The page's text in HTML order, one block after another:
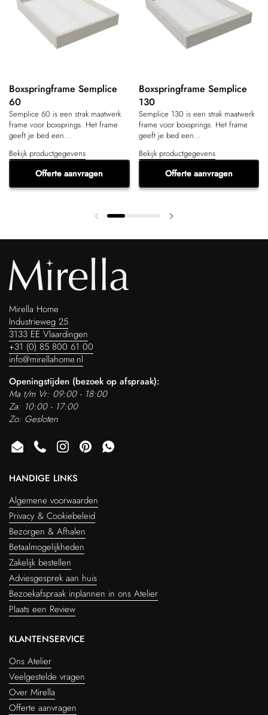
Boxspringframe Semplice
60
Semplice 60 is een strak maatwerk
frame voor boxsprings. Het frame
geeft je bed een...
Bekijk productgegevens
Offerte aanvragen
Boxspringframe Semplice
130
Semplice 130 is een strak maatwerk
frame voor boxsprings. Het frame
geeft je bed een...
Bekijk productgegevens
Offerte aanvragen
Vorige dia
Mirella Home
Industrieweg 25
3133 EE Vlaardingen
+31 (0) 85 800 61 00
info@mirellahome.nl
Openingstijden (bezoek op afspraak):
Ma t/m Vr: 09:00 - 18:00
Za: 10:00 - 17:00
Zo: Gesloten
Email PhoneInstagramPinterestWhatsApp
HANDIGE LINKS
Algemene voorwaarden
Privacy & Cookiebeleid
Bezorgen & Afhalen
Betaalmogelijkheden
Zakelijk bestellen
Adviesgesprek aan huis
Bezoekafspraak inplannen in ons Atelier
Plaats een Review
KLANTENSERVICE
Ons Atelier
Veelgestelde vragen
Over Mirella
Offerte aanvragen